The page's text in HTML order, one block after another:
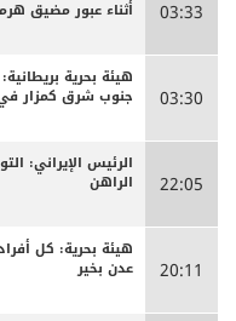
03:33 أثناء عبور مضيق
03:30 جنوب شرق كمزار
22:05
الرئيس الإيراني:
الراهن
20:11
هيئة بحرية: كل
عدن بخير